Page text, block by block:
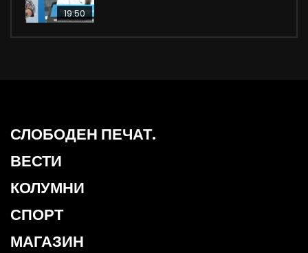
19:50
СЛОБОДЕН ПЕЧАТ.
ВЕСТИ
КОЛУМНИ
СПОРТ
МАГАЗИН